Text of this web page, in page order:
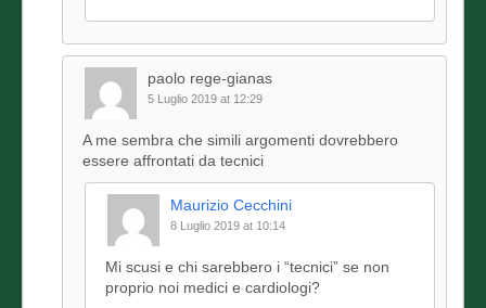
paolo rege-gianas
5 Luglio 2019 at 12:29
A me sembra che simili argomenti dovrebbero
essere affrontati da tecnici
Maurizio Cecchini
8 Luglio 2019 at 10:14
Mi scusi e chi sarebbero i “tecnici” se non
proprio noi medici e cardiologi?